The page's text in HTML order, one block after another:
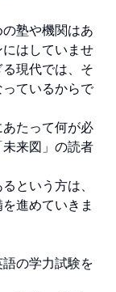
塾や機関はあ
はしていませ
現代では、そ
ているからで
たって何が必
来図」の読者
という方は、
進めていきま
の学力試験を